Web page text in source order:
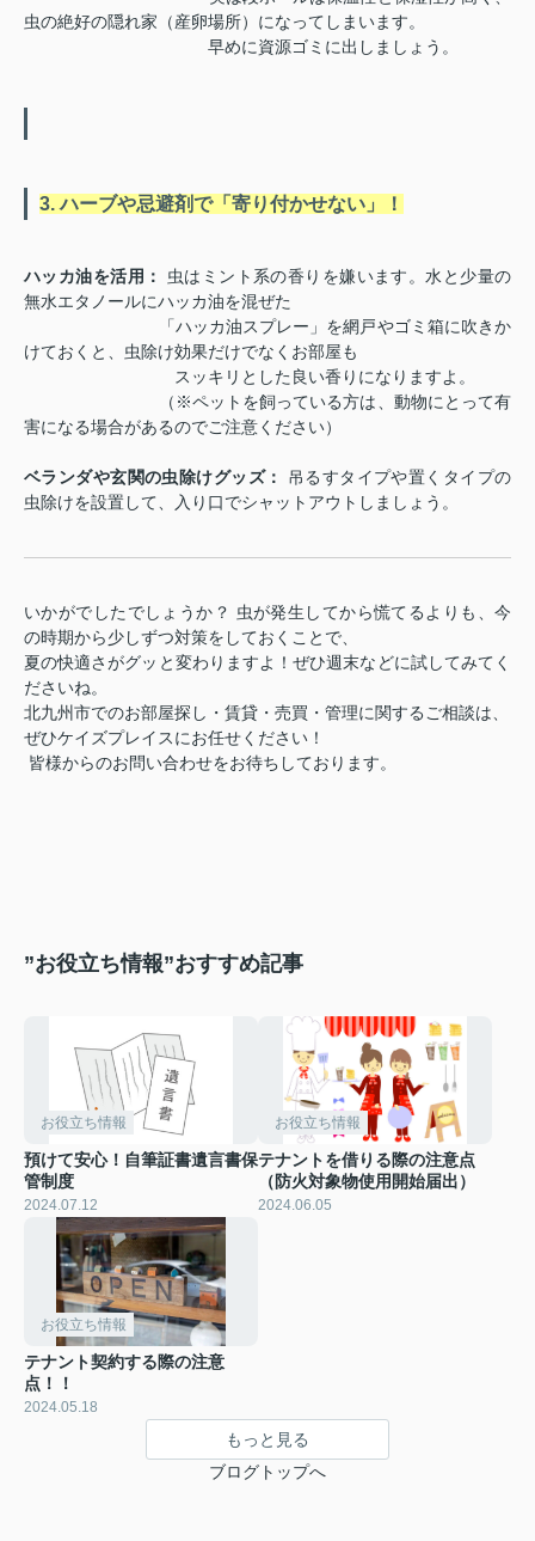
虫の絶好の隠れ家（産卵場所）になってしまいます。
早めに資源ゴミに出しましょう。
3. ハーブや忌避剤で「寄り付かせない」！
ハッカ油を活用：
虫はミント系の香りを嫌います。水と少量の
無水エタノールにハッカ油を混ぜた
「ハッカ油スプレー」を網戸やゴミ箱に吹きか
けておくと、虫除け効果だけでなくお部屋も
スッキリとした良い香りになりますよ。
（※ペットを飼っている方は、動物にとって有
害になる場合があるのでご注意ください）
ベランダや玄関の虫除けグッズ：
吊るすタイプや置くタイプの
虫除けを設置して、入り口でシャットアウトしましょう。
いかがでしたでしょうか？ 虫が発生してから慌てるよりも、今
の時期から少しずつ対策をしておくことで、
夏の快適さがグッと変わりますよ！ぜひ週末などに試してみてく
ださいね。
北九州市でのお部屋探し・賃貸・売買・管理に関するご相談は、
ぜひケイズプレイスにお任せください！
皆様からのお問い合わせをお待ちしております。
”お役立ち情報”おすすめ記事
お役立ち情報
預けて安心！自筆証書遺言書保
管制度
2024.07.12
お役立ち情報
テナントを借りる際の注意点
（防火対象物使用開始届出）
2024.06.05
お役立ち情報
テナント契約する際の注意
点！！
2024.05.18
もっと見る
ブログトップへ